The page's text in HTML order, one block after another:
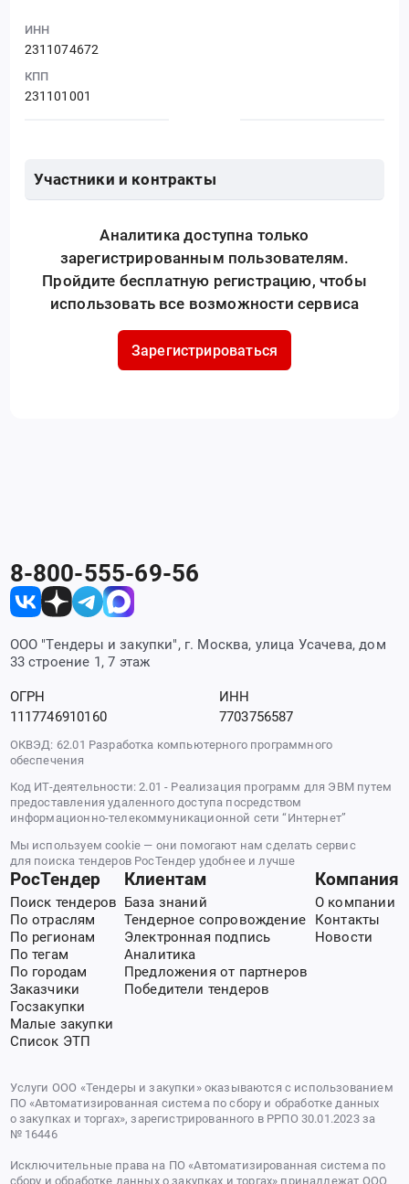
ИНН
2311074672
КПП
231101001
Участники и контракты
Аналитика доступна только
зарегистрированным пользователям.
Пройдите бесплатную регистрацию, чтобы
использовать все возможности сервиса
Зарегистрироваться
8-800-555-69-56
ООО "Тендеры и закупки", г. Москва, улица Усачева, дом
33 строение 1, 7 этаж
ОГРН
1117746910160
ИНН
7703756587
ОКВЭД: 62.01 Разработка компьютерного программного
обеспечения
Код ИТ-деятельности: 2.01 - Реализация программ для ЭВМ путем
предоставления удаленного доступа посредством
информационно-телекоммуникационной сети “Интернет”
Мы используем cookie — они помогают нам сделать сервис
для поиска тендеров РосТендер удобнее и лучше
РосТендер
Поиск тендеров
По отраслям
По регионам
По тегам
По городам
Заказчики
Госзакупки
Малые закупки
Список ЭТП
Клиентам
База знаний
Тендерное сопровождение
Электронная подпись
Аналитика
Предложения от партнеров
Победители тендеров
Компания
О компании
Контакты
Новости
Услуги ООО «Тендеры и закупки» оказываются с использованием
ПО «Автоматизированная система по сбору и обработке данных
о закупках и торгах», зарегистрированного в РРПО 30.01.2023 за
№ 16446
Исключительные права на ПО «Автоматизированная система по
сбору и обработке данных о закупках и торгах» принадлежат ООО